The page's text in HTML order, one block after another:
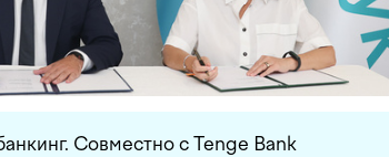
Совместно с Tenge Bank